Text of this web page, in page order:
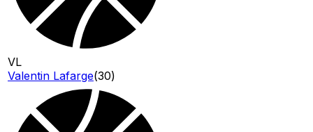
VL
Valentin Lafarge(30)